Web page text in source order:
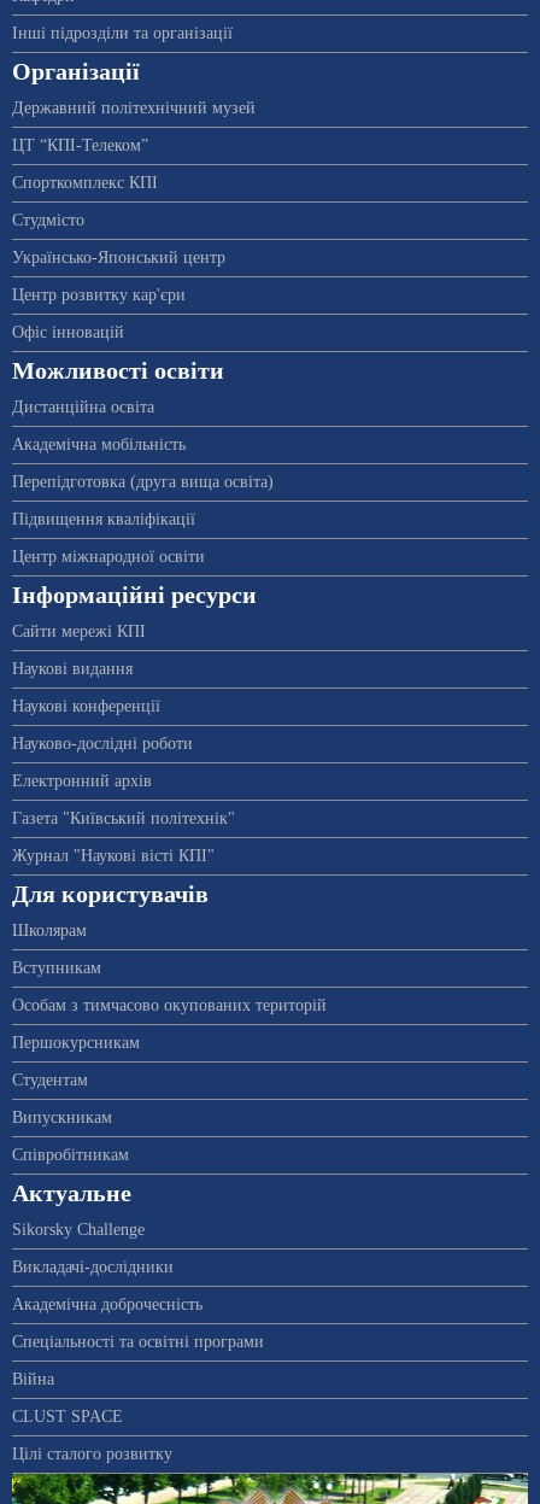
Інші підрозділи та організації
Організації
Державний політехнічний музей
ЦТ “КПІ-Телеком”
Спорткомплекс КПІ
Студмісто
Українсько-Японський центр
Центр розвитку кар'єри
Офіс інновацій
Можливості освіти
Дистанційна освіта
Академічна мобільність
Перепідготовка (друга вища освіта)
Підвищення кваліфікації
Центр міжнародної освіти
Інформаційні ресурси
Сайти мережі КПІ
Наукові видання
Наукові конференції
Науково-дослідні роботи
Електронний архів
Газета "Київський політехнік"
Журнал "Наукові вісті КПІ"
Для користувачів
Школярам
Вступникам
Особам з тимчасово окупованих територій
Першокурсникам
Студентам
Випускникам
Співробітникам
Актуальне
Sikorsky Challenge
Викладачі-дослідники
Академічна доброчесність
Спеціальності та освітні програми
Війна
CLUST SPACE
Цілі сталого розвитку